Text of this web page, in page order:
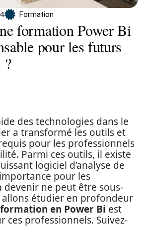
Formation
formation Power Bi
pour les futurs
?
des technologies dans le
a transformé les outils et
pour les professionnels
Parmi ces outils, il existe
logiciel d’analyse de
pour les
devenir ne peut être sous-
allons étudier en profondeur
en Power Bi est
ces professionnels. Suivez-